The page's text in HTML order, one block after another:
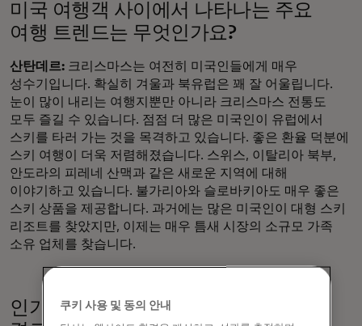
미국 여행객 사이에서 나타나는 주요
여행 트렌드는 무엇인가요?
산탄데르: 크리스마스는 여전히 미국인들에게 매우
성수기입니다. 확실히 겨울과 북유럽은 꽤 잘 어울립니다.
눈이 많이 내리는 여행지뿐만 아니라 크리스마스 전통도
모두 즐길 수 있습니다. 점점 더 많은 미국인이 유럽에서
스키를 타러 가는 것을 목격하고 있습니다. 좋은 환율 덕분에
스키 여행이 더욱 저렴해졌습니다. 스위스, 이탈리아 북부,
안도라의 피레네 산맥과 같은 새로운 지역에 대해
이야기하고 있습니다. 불가리아와 슬로바키아도 매우 좋은
스키 상품을 제공합니다. 과거에는 많은 미국인이 대형 스키
리조트를 찾았지만, 이제는 매우 틈새 시장의 소규모 가족
소유 업체를 찾습니다.
인기 도시들이 과잉 관광으로 어려움을
쿠키 사용 및 동의 안내